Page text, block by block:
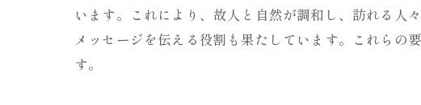
います。これにより、故人と自然が調和し、訪れる人
メッセージを伝える役割も果たしています。これらの
す。